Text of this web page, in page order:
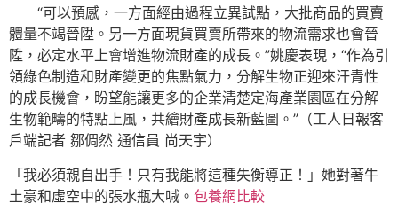
“可以預感，一方面經由過程立異試點，大批商品的買賣
體量不竭晉陞。另一方面現貨買賣所帶來的物流需求也會晉
陞，必定水平上會增進物流財產的成長。”姚慶表現，“作為引
領綠色制造和財產變更的焦點氣力，分解生物正迎來汗青性
的成長機會，盼望能讓更多的企業清楚定海產業園區在分解
生物範疇的特點上風，共繪財產成長新藍圖。”（工人日報客
戶端記者 鄒倜然 通信員 尚天宇）
「我必須親自出手！只有我能將這種失衡導正！」她對著牛
土豪和虛空中的張水瓶大喊。 包養網比較